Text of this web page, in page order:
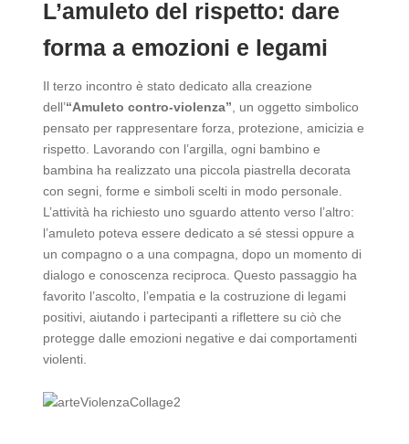
L’amuleto del rispetto: dare
forma a emozioni e legami
Il terzo incontro è stato dedicato alla creazione
dell’“Amuleto contro-violenza” , un oggetto simbolico
pensato per rappresentare forza, protezione, amicizia e
rispetto. Lavorando con l’argilla, ogni bambino e
bambina ha realizzato una piccola piastrella decorata
con segni, forme e simboli scelti in modo personale.
L’attività ha richiesto uno sguardo attento verso l’altro:
l’amuleto poteva essere dedicato a sé stessi oppure a
un compagno o a una compagna, dopo un momento di
dialogo e conoscenza reciproca. Questo passaggio ha
favorito l’ascolto, l’empatia e la costruzione di legami
positivi, aiutando i partecipanti a riflettere su ciò che
protegge dalle emozioni negative e dai comportamenti
violenti.